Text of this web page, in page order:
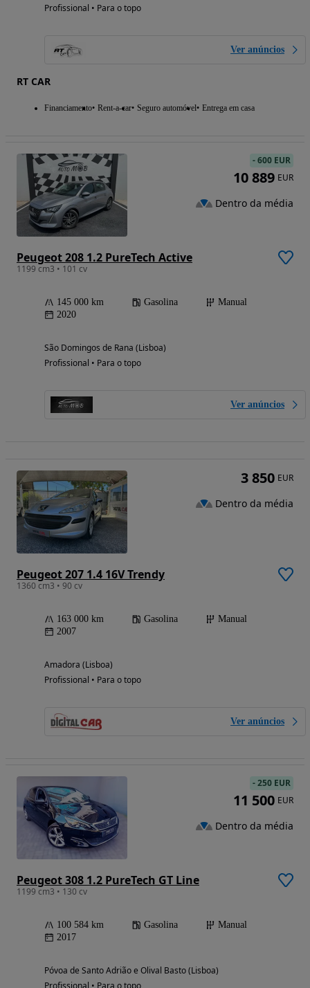
Profissional • Para o topo
Ver anúncios
RT CAR
Financiamento Rent-a-car Seguro automóvel Entrega em casa
Peugeot 208 1.2 PureTech Active
1199 cm3 • 101 cv
145 000 km Gasolina
Manual
2020
São Domingos de Rana (Lisboa)
Profissional • Para o topo
Ver anúncios
-600 EUR
10 889 EUR
Dentro da média
Peugeot 207 1.4 16V Trendy
1360 cm3 • 90 cv
163 000 km Gasolina
Manual
2007
Amadora (Lisboa)
Profissional • Para o topo
Ver anúncios
3 850 EUR
Dentro da média
Peugeot 308 1.2 PureTech GT Line
1199 cm3 • 130 cv
100 584 km Gasolina
Manual
2017
Póvoa de Santo Adrião e Olival Basto (Lisboa)
-250 EUR
11 500 EUR
Dentro da média